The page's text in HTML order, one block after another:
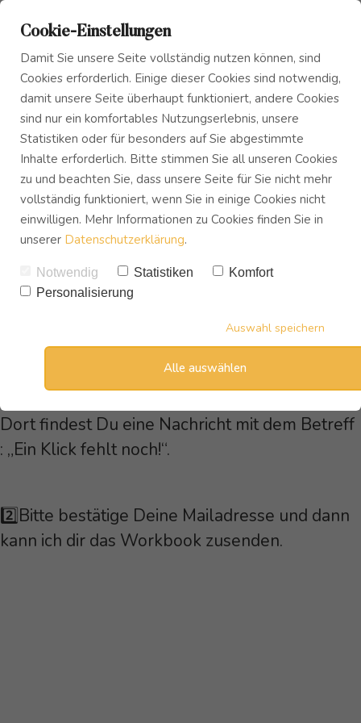
Fast geschafft!
Damit ich Dir das Workbook für 0€ zusenden
darf, mach folgendes:
Dort findest Du eine Nachricht mit dem Betreff
: „Ein Klick fehlt noch!“.
2️⃣Bitte bestätige Deine Mailadresse und dann
kann ich dir das Workbook zusenden.
Cookie-Einstellungen
Damit Sie unsere Seite vollständig nutzen können, sind
Cookies erforderlich. Einige dieser Cookies sind notwendig,
damit unsere Seite überhaupt funktioniert, andere Cookies
sind nur ein komfortables Nutzungserlebnis, unsere
Statistiken oder für besonders auf Sie abgestimmte
Inhalte erforderlich. Bitte stimmen Sie all unseren Cookies
zu und beachten Sie, dass unsere Seite für Sie nicht mehr
vollständig funktioniert, wenn Sie in einige Cookies nicht
einwilligen. Mehr Informationen zu Cookies finden Sie in
unserer Datenschutzerklärung.
Notwendig Statistiken
Komfort
Personalisierung
Auswahl speichern
Alle auswählen